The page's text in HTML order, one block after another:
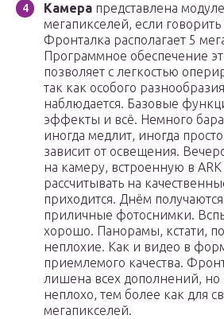
Камера представлена
мегапикселей, если
Фронталка располагает 5
Программное обеспечение
позволяет с легкостью
так как особого
наблюдается. Базовые
эффекты и всё. Немного
иногда медлит, иногда
зависит от освещения.
на камеру, встроенную в
рассчитывать на
приходится. Днём
приличные фотоснимки.
хорошо. Панорамы, кстати,
неплохие. Как и видео в
приемлемого качества.
лишена всех дополнений, но
неплохо, тем более как для
мегапикселей.